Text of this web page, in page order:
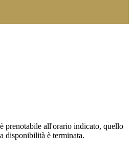
prenotabile all'orario indicato, quello
disponibilità è terminata.